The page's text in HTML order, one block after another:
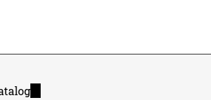
(link